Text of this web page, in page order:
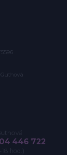
446 722
hod.)